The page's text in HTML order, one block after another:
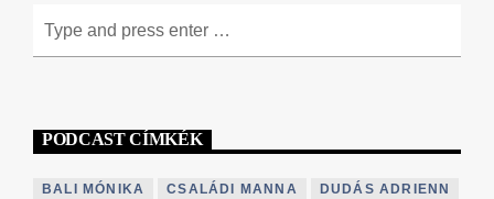
PODCAST CÍMKÉK
BALI MÓNIKA CSALÁDI MANNA DUDÁS ADRIENN